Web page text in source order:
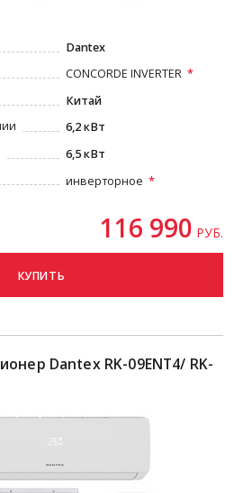
Dantex
CONCORDE INVERTER
Китай
6,2 кВт
6,5 кВт
инверторное
116 990 РУБ.
КУПИТЬ
Dantex RK-09ENT4/ RK-